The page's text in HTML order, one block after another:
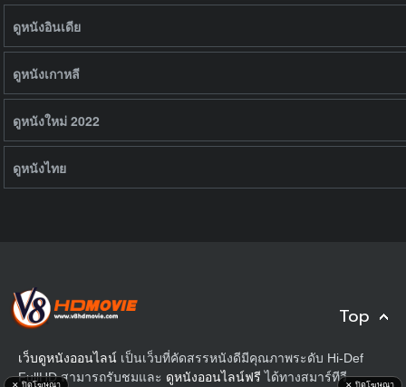
ดูหนังอินเดีย
ดูหนังเกาหลี
ดูหนังใหม่ 2022
ดูหนังไทย
✕ ปิดโฆษณา ✕ ปิดโฆษณา
Top
เว็บดูหนังออนไลน์ เป็นเว็บที่คัดสรรหนังดีมีคุณภาพระดับ Hi-Def
FullHD สามารถรับชมและ ดูหนังออนไลน์ฟรี ได้ทางสมาร์ทีวี